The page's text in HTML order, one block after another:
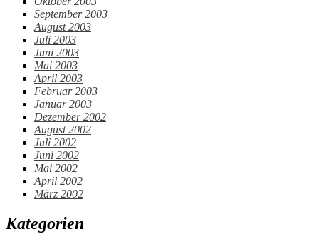
September 2003
August 2003
Juli 2003
Juni 2003
Mai 2003
April 2003
Februar 2003
Januar 2003
Dezember 2002
August 2002
Juli 2002
Juni 2002
Mai 2002
April 2002
März 2002
Kategorien